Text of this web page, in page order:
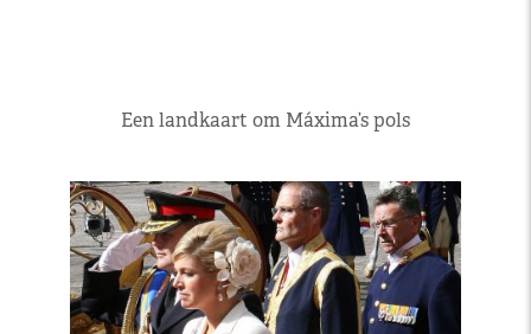
Een landkaart om Máxima’s pols